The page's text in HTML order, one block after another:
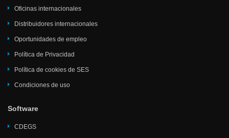
Oficinas internacionales
Distribuidores internacionales
Oportunidades de empleo
Política de Privacidad
Política de cookies de SES
Condiciones de uso
Software
CDEGS